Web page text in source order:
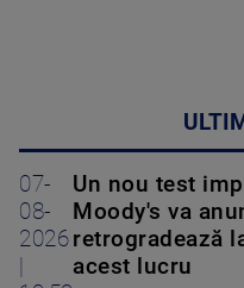
07-
08-
2026
Un nou test
Moody's va
retrogradează
acest lucru